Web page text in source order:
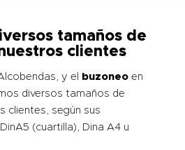
tamaños de
clientes
y el buzoneo en
diversos tamaños de
clientes, según sus
(cuartilla), Dina A4 u